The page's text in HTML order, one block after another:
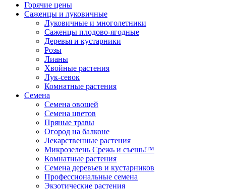
Горячие цены
Саженцы и луковичные
Луковичные и многолетники
Саженцы плодово-ягодные
Деревья и кустарники
Розы
Лианы
Хвойные растения
Лук-севок
Комнатные растения
Семена
Семена овощей
Семена цветов
Пряные травы
Огород на балконе
Лекарственные растения
Микрозелень Срежь и съешь!™
Комнатные растения
Семена деревьев и кустарников
Профессиональные семена
Экзотические растения